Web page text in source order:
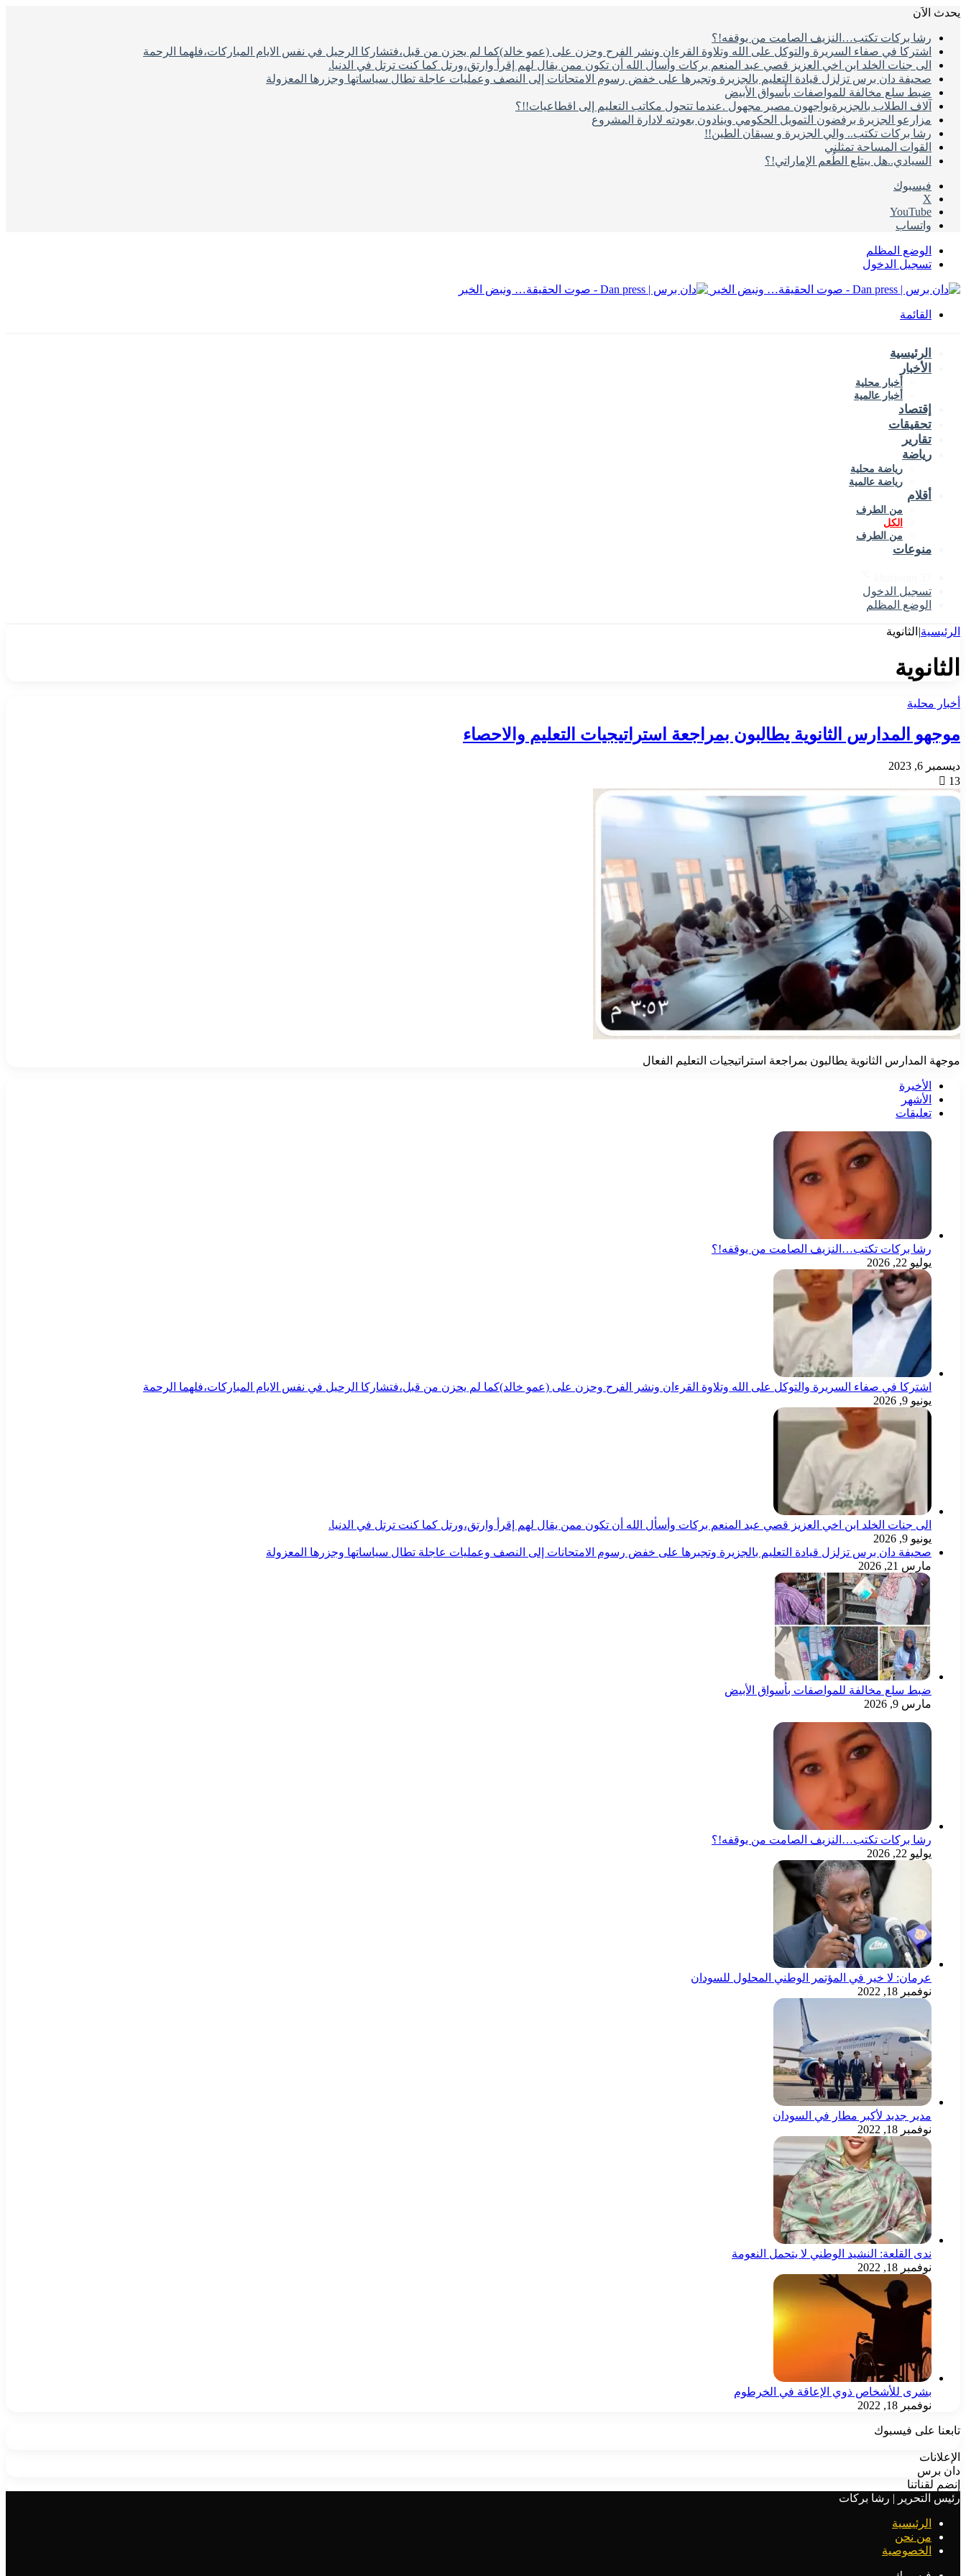
يحدث الاَن
رشا بركات تكتب…النزيف الصامت من يوقفه!؟
اشتركا في صفاء السريرة والتوكل على الله وتلاوة القرءان ونشر الفرح وحزن على (عمو خالد)كما لم يحزن من قبل،فتشاركا الرحيل في نفس الايام المباركات،فلهما الرحمة
الى جنات الخلد ابن اخي العزيز قصي عبد المنعم بركات وأسأل الله أن تكون ممن يقال لهم إقرأ وارتق،ورتل كما كنت ترتل في الدنيا.
صحيفة دان برس تزلزل قيادة التعليم بالجزيرة وتجبرها على خفض رسوم الامتحانات إلى النصف وعمليات عاجلة تطال سياساتها وجزرها المعزولة
ضبط سلع مخالفة للمواصفات بأسواق الأبيض
آلاف الطلاب بالجزيرةيواجهون مصير مجهول .عندما تتحول مكاتب التعليم إلى اقطاعيات!!؟
مزارعو الجزيرة برفضون التمويل الحكومي وينادون بعودته لادارة المشروع
رشا بركات تكتب.. والي الجزيرة و سيقان الطين!!
القوات المساحة تمثلني
السيادي..هل يبتلع الطُعم الإماراتي!؟
فيسبوك
‫X
‫YouTube
واتساب
الوضع المظلم
تسجيل الدخول
القائمة
الرئيسية
الأخبار
أخبار محلية
أخبار عالمية
إقتصاد
تحقيقات
تقارير
رياضة
رياضة محلية
رياضة عالمية
أقلام
من الطرف
الكل
من الطرف
منوعات
تسجيل الدخول
الوضع المظلم
الرئيسية| الثانوية
الثانوية
أخبار محلية
موجهو المدارس الثانوية يطالبون بمراجعة استراتيجيات التعليم والاحصاء
ديسمبر 6, 2023
13
موجهة المدارس الثانوية يطالبون بمراجعة استراتيجيات التعليم الفعال
الأخيرة
الأشهر
تعليقات
رشا بركات تكتب…النزيف الصامت من يوقفه!؟
يوليو 22, 2026
اشتركا في صفاء السريرة والتوكل على الله وتلاوة القرءان ونشر الفرح وحزن على (عمو خالد)كما لم يحزن من قبل،فتشاركا الرحيل في نفس الايام المباركات،فلهما الرحمة
يونيو 9, 2026
الى جنات الخلد ابن اخي العزيز قصي عبد المنعم بركات وأسأل الله أن تكون ممن يقال لهم إقرأ وارتق،ورتل كما كنت ترتل في الدنيا.
يونيو 9, 2026
صحيفة دان برس تزلزل قيادة التعليم بالجزيرة وتجبرها على خفض رسوم الامتحانات إلى النصف وعمليات عاجلة تطال سياساتها وجزرها المعزولة
مارس 21, 2026
ضبط سلع مخالفة للمواصفات بأسواق الأبيض
مارس 9, 2026
رشا بركات تكتب…النزيف الصامت من يوقفه!؟
يوليو 22, 2026
عرمان: لا خير في المؤتمر الوطني المحلول للسودان
نوفمبر 18, 2022
مدير جديد لأكبر مطار في السودان
نوفمبر 18, 2022
ندى القلعة: النشيد الوطني لا يتحمل النعومة
نوفمبر 18, 2022
بشرى للأشخاص ذوي الإعاقة في الخرطوم
نوفمبر 18, 2022
تابعنا على فيسبوك
الإعلانات
دان برس
إنضم لقناتنا
رئيس التحرير | رشا بركات
الرئيسية
من نحن
الخصوصية